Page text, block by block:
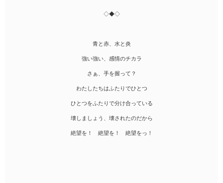
◇◆◇
青と赤、水と炎
強い強い、感情のチカラ
さぁ、手を握って？
わたしたちはふたりでひとつ
ひとつをふたりで分け合っている
壊しましょう、壊されたのだから
絶望を！ 絶望を！ 絶望をっ！